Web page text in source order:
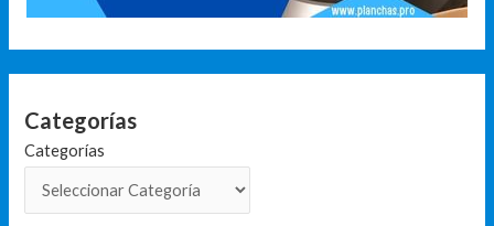
Categorías
Categorías